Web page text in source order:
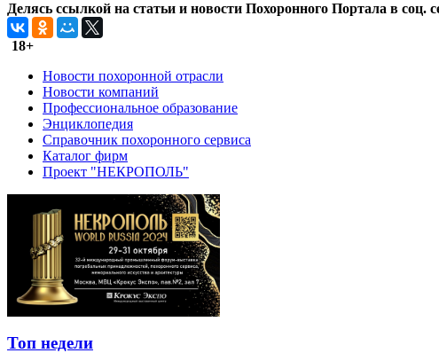
Делясь ссылкой на статьи и новости Похоронного Портала в соц.
18+
Новости похоронной отрасли
Новости компаний
Профессиональное образование
Энциклопедия
Справочник похоронного сервиса
Каталог фирм
Проект "НЕКРОПОЛЬ"
Топ недели